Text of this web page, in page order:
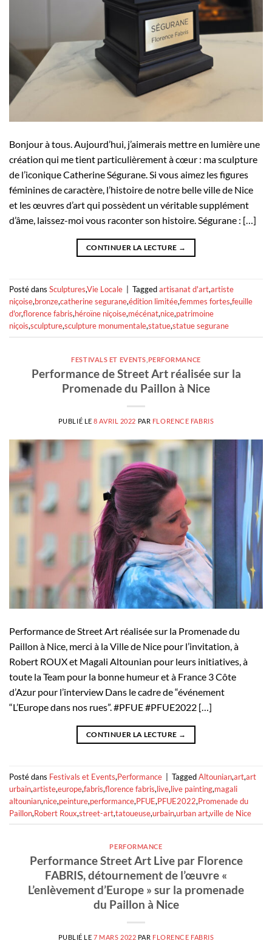
Bonjour à tous. Aujourd’hui, j’aimerais mettre en lumière une
création qui me tient particulièrement à cœur : ma sculpture
de l’iconique Catherine Ségurane. Si vous aimez les figures
féminines de caractère, l’histoire de notre belle ville de Nice
et les œuvres d’art qui possèdent un véritable supplément
d’âme, laissez-moi vous raconter son histoire. Ségurane : […]
CONTINUER LA LECTURE →
Posté dans Sculptures,Vie Locale Taggedartisanat d'art,artiste
niçoise,bronze,catherine segurane,édition limitée,femmes fortes,feuille
d'or,florence fabris,héroïne niçoise,mécénat,nice,patrimoine
niçois,sculpture,sculpture monumentale,statue,statue segurane
FESTIVALS ET EVENTS PERFORMANCE
Performance de Street Art réalisée sur la
Promenade du Paillon à Nice
PUBLIÉ LE8 AVRIL 2022 PAR FLORENCE FABRIS
Performance de Street Art réalisée sur la Promenade du
Paillon à Nice, merci à la Ville de Nice pour l’invitation, à
Robert ROUX et Magali Altounian pour leurs initiatives, à
toute la Team pour la bonne humeur et à France 3 Côte
d’Azur pour l’interview Dans le cadre de “événement
“L’Europe dans nos rues”. #PFUE #PFUE2022 […]
CONTINUER LA LECTURE →
Posté dans Festivals et Events,Performance TaggedAltounian,art,art
urbain,artiste,europe,fabris,florence fabris,live,live painting,magali
altounian,nice,peinture,performance,PFUE,PFUE2022,Promenade du
Paillon,Robert Roux,street-art,tatoueuse,urbain,urban art,ville de Nice
PERFORMANCE
Performance Street Art Live par Florence
FABRIS, détournement de l’œuvre «
L’enlèvement d’Europe » sur la promenade
du Paillon à Nice
PUBLIÉ LE7 MARS 2022 PAR FLORENCE FABRIS